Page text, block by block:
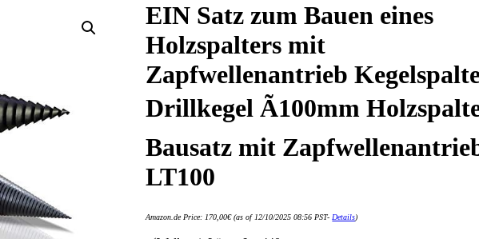
EIN Satz zum Bauen eines
Holzspalters mit
Zapfwellenantrieb
Drillkegel Ã100mm
Bausatz mit
LT100
Amazon.de Price:170,00€(as of 12/10/2025 08:56 PST-Details)